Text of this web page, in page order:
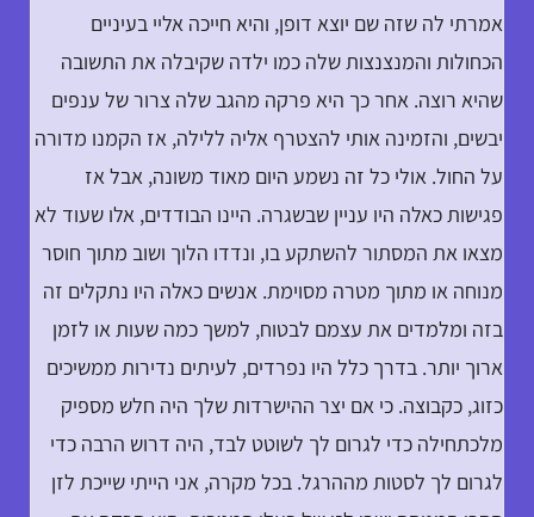
אמרתי לה שזה שם יוצא דופן, והיא חייכה אליי בעיניים
הכחולות והמנצנצות שלה כמו ילדה שקיבלה את התשובה
שהיא רוצה. אחר כך היא פרקה מהגב שלה צרור של ענפים
יבשים, והזמינה אותי להצטרף אליה ללילה, אז הקמנו מדורה
על החול. אולי כל זה נשמע היום מאוד משונה, אבל אז
פגישות כאלה היו עניין שבשגרה. היינו הבודדים, אלו שעוד לא
מצאו את המסתור להשתקע בו, ונדדו הלוך ושוב מתוך חוסר
מנוחה או מתוך מטרה מסוימת. אנשים כאלה היו נתקלים זה
בזה ומלמדים את עצמם לבטוח, למשך כמה שעות או לזמן
ארוך יותר. בדרך כלל היו נפרדים, לעיתים נדירות ממשיכים
כזוג, כקבוצה. כי אם יצר ההישרדות שלך היה חלש מספיק
מלכתחילה כדי לגרום לך לשוטט לבד, היה דרוש הרבה כדי
לגרום לך לסטות מההרגל. בכל מקרה, אני הייתי שייכת לזן